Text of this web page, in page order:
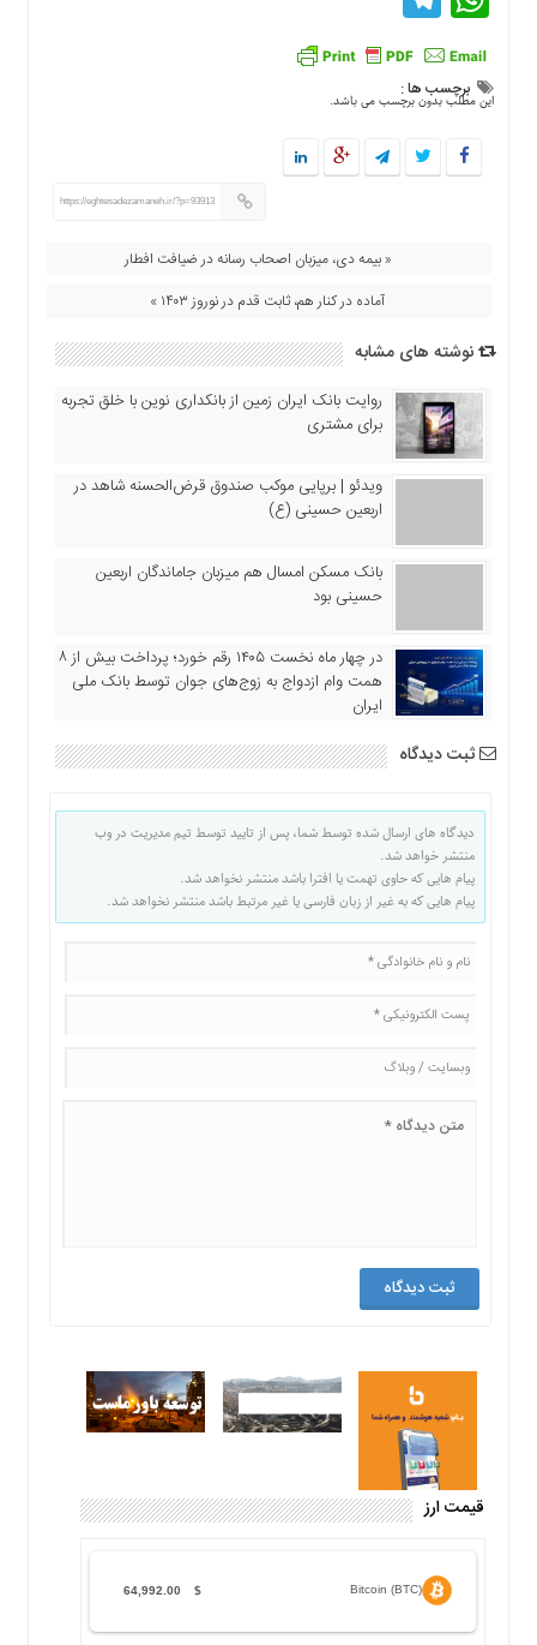
برچسب ها :
این مطلب بدون برچسب می باشد.
https://eghtesadezamaneh.ir/?p=93913
« بیمه دی، میزبان اصحاب رسانه در ضیافت افطار
آماده در کنار هم، ثابت قدم در نوروز ۱۴۰۳ »
نوشته های مشابه
روایت بانک ایران زمین از بانکداری نوین با خلق تجربه
برای مشتری
ویدئو | برپایی موکب صندوق قرض‌الحسنه شاهد در
اربعین حسینی (ع)
بانک مسکن امسال هم میزبان جاماندگان اربعین
حسینی بود
در چهار ماه نخست ۱۴۰۵ رقم خورد؛ پرداخت بیش از ۸
همت وام ازدواج به زوج‌های جوان توسط بانک ملی
ایران
ثبت دیدگاه
دیدگاه های ارسال شده توسط شما، پس از تایید توسط تیم مدیریت در وب
منتشر خواهد شد.
پیام هایی که حاوی تهمت یا افترا باشد منتشر نخواهد شد.
پیام هایی که به غیر از زبان فارسی یا غیر مرتبط باشد منتشر نخواهد شد.
قیمت ارز
Bitcoin (BTC)
$
64,992.00